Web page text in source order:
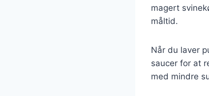
magert
måltid.
Når du laver
saucer for at
med mindre